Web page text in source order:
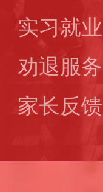
实习就业
劝退服务
家长反馈